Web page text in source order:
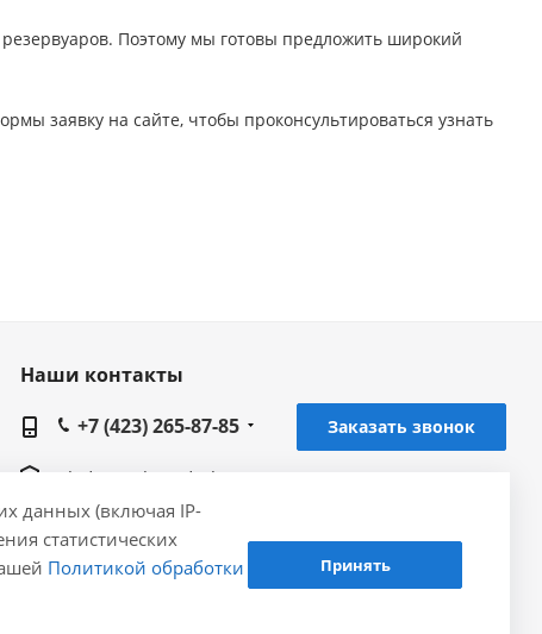
Поэтому мы готовы предложить широкий
заявку на сайте, чтобы проконсультироваться узнать
Наши контакты
+7 (423) 265-87-85
Заказать звонок
vladivostok@gidrolica.ru
Региональный представитель Gidrolica в г.
Владивосток, ул. Толстого, 41В, 3 этаж, офис 1
данных (включая IP-
статистических
Политикой обработки
Принять